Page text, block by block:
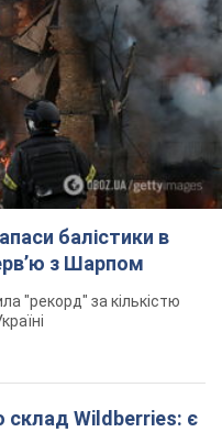
балістики в
з Шарпом
"рекорд" за кількістю
склад Wildberries: є